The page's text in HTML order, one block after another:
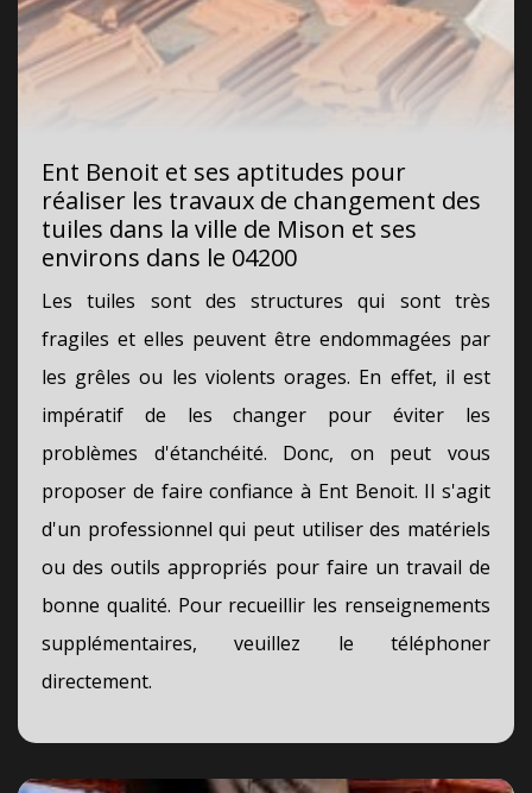
Ent Benoit et ses aptitudes pour
réaliser les travaux de changement des
tuiles dans la ville de Mison et ses
environs dans le 04200
Les tuiles sont des structures qui sont très
fragiles et elles peuvent être endommagées par
les grêles ou les violents orages. En effet, il est
impératif de les changer pour éviter les
problèmes d'étanchéité. Donc, on peut vous
proposer de faire confiance à Ent Benoit. Il s'agit
d'un professionnel qui peut utiliser des matériels
ou des outils appropriés pour faire un travail de
bonne qualité. Pour recueillir les renseignements
supplémentaires, veuillez le téléphoner
directement.